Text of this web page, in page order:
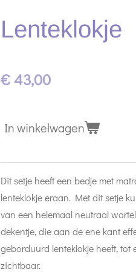
Lenteklokje
€ 43,00
In winkelwagen
Dit setje heeft een bedje met
lenteklokje eraan. Met dit setje
van een helemaal neutraal
dekentje, die aan de ene kant
geborduurd lenteklokje heeft, tot
zichtbaar.